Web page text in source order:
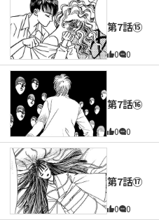
第7話⑮
0 0
第7話⑯
0 0
第7話⑰
0 0